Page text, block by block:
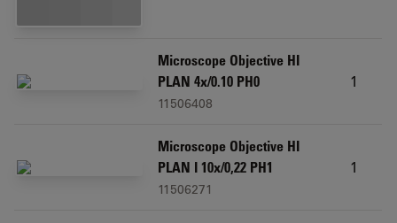
Microscope Objective HI
PLAN 4x/0.10 PH0
11506408
1
Microscope Objective HI
PLAN I 10x/0,22 PH1
11506271
1